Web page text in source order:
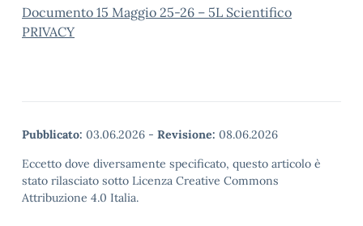
Documento 15 Maggio 25-26 – 5L Scientifico
PRIVACY
Pubblicato: 03.06.2026 - Revisione: 08.06.2026
Eccetto dove diversamente specificato, questo articolo è
stato rilasciato sotto Licenza Creative Commons
Attribuzione 4.0 Italia.